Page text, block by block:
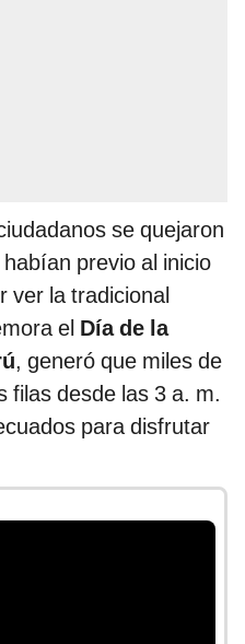
se quejaron
previo al inicio
ver la tradicional
el Día de la
, generó que miles de
filas desde las 3 a. m.
para disfrutar